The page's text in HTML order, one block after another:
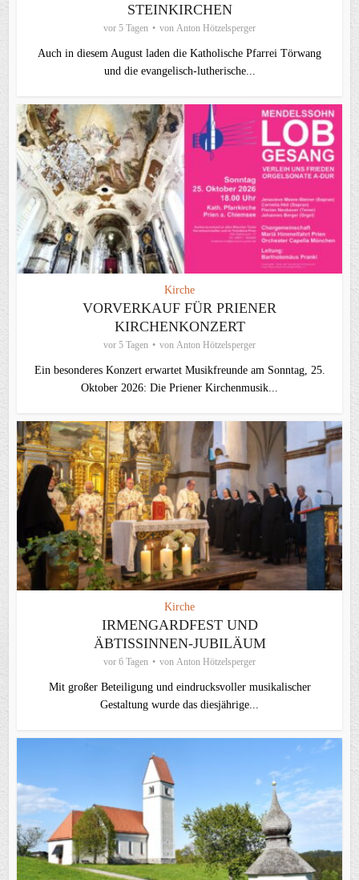
STEINKIRCHEN
vor 5 Tagen von Anton Hötzelsperger
Auch in diesem August laden die Katholische Pfarrei Törwang
und die evangelisch‑lutherische...
Kirche
VORVERKAUF FÜR PRIENER
KIRCHENKONZERT
vor 5 Tagen von Anton Hötzelsperger
Ein besonderes Konzert erwartet Musikfreunde am Sonntag, 25.
Oktober 2026: Die Priener Kirchenmusik...
Kirche
IRMENGARDFEST UND
ÄBTISSINNEN-JUBILÄUM
vor 6 Tagen von Anton Hötzelsperger
Mit großer Beteiligung und eindrucksvoller musikalischer
Gestaltung wurde das diesjährige...